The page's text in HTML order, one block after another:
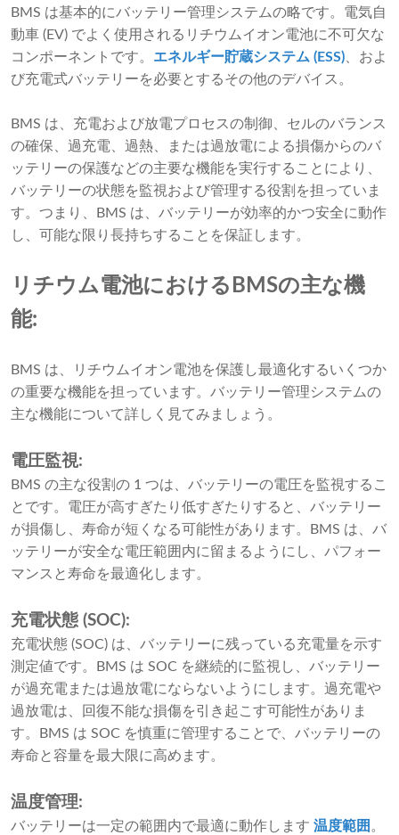
BMS は基本的にバッテリー管理システムの略です。電気自
動車 (EV) でよく使用されるリチウムイオン電池に不可欠な
コンポーネントです。 エネルギー貯蔵システム (ESS) 、およ
び充電式バッテリーを必要とするその他のデバイス。
BMS は、充電および放電プロセスの制御、セルのバランス
の確保、過充電、過熱、または過放電による損傷からのバ
ッテリーの保護などの主要な機能を実行することにより、
バッテリーの状態を監視および管理する役割を担っていま
す。つまり、BMS は、バッテリーが効率的かつ安全に動作
し、可能な限り長持ちすることを保証します。
リチウム電池におけるBMSの主な機
能:
BMS は、リチウムイオン電池を保護し最適化するいくつか
の重要な機能を担っています。バッテリー管理システムの
主な機能について詳しく見てみましょう。
電圧監視:
BMS の主な役割の 1 つは、バッテリーの電圧を監視するこ
とです。電圧が高すぎたり低すぎたりすると、バッテリー
が損傷し、寿命が短くなる可能性があります。BMS は、バ
ッテリーが安全な電圧範囲内に留まるようにし、パフォー
マンスと寿命を最適化します。
充電状態 (SOC):
充電状態 (SOC) は、バッテリーに残っている充電量を示す
測定値です。BMS は SOC を継続的に監視し、バッテリー
が過充電または過放電にならないようにします。過充電や
過放電は、回復不能な損傷を引き起こす可能性がありま
す。BMS は SOC を慎重に管理することで、バッテリーの
寿命と容量を最大限に高めます。
温度管理:
バッテリーは一定の範囲内で最適に動作します 温度範囲 。